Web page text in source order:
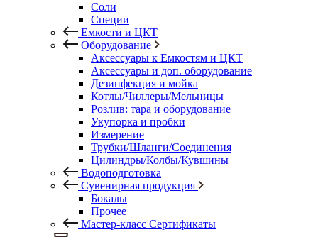
Соли
Специи
Емкости и ЦКТ
Оборудование
Аксессуары к Емкостям и ЦКТ
Аксессуары и доп. оборудование
Дезинфекция и мойка
Котлы/Чиллеры/Мельницы
Розлив: тара и оборудование
Укупорка и пробки
Измерение
Трубки/Шланги/Соединения
Цилиндры/Колбы/Кувшины
Водоподготовка
Сувенирная продукция
Бокалы
Прочее
Мастер-класс Сертификаты